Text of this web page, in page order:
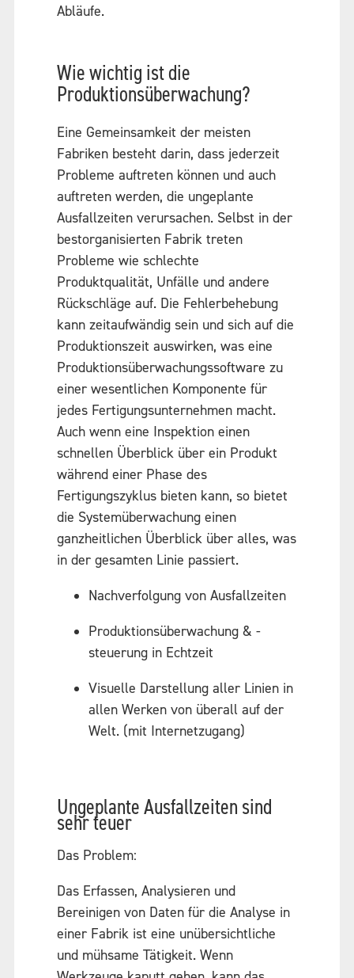
Abläufe.
Wie wichtig ist die
Produktionsüberwachung?
Eine Gemeinsamkeit der meisten
Fabriken besteht darin, dass jederzeit
Probleme auftreten können und auch
auftreten werden, die ungeplante
Ausfallzeiten verursachen. Selbst in der
bestorganisierten Fabrik treten
Probleme wie schlechte
Produktqualität, Unfälle und andere
Rückschläge auf. Die Fehlerbehebung
kann zeitaufwändig sein und sich auf die
Produktionszeit auswirken, was eine
Produktionsüberwachungssoftware zu
einer wesentlichen Komponente für
jedes Fertigungsunternehmen macht.
Auch wenn eine Inspektion einen
schnellen Überblick über ein Produkt
während einer Phase des
Fertigungszyklus bieten kann, so bietet
die Systemüberwachung einen
ganzheitlichen Überblick über alles, was
in der gesamten Linie passiert.
Nachverfolgung von Ausfallzeiten
Produktionsüberwachung & -
steuerung in Echtzeit
Visuelle Darstellung aller Linien in
allen Werken von überall auf der
Welt. (mit Internetzugang)
Ungeplante Ausfallzeiten sind
sehr teuer
Das Problem:
Das Erfassen, Analysieren und
Bereinigen von Daten für die Analyse in
einer Fabrik ist eine unübersichtliche
und mühsame Tätigkeit. Wenn